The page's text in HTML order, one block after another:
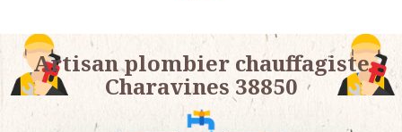
Artisan plombier chauffagiste
Charavines 38850